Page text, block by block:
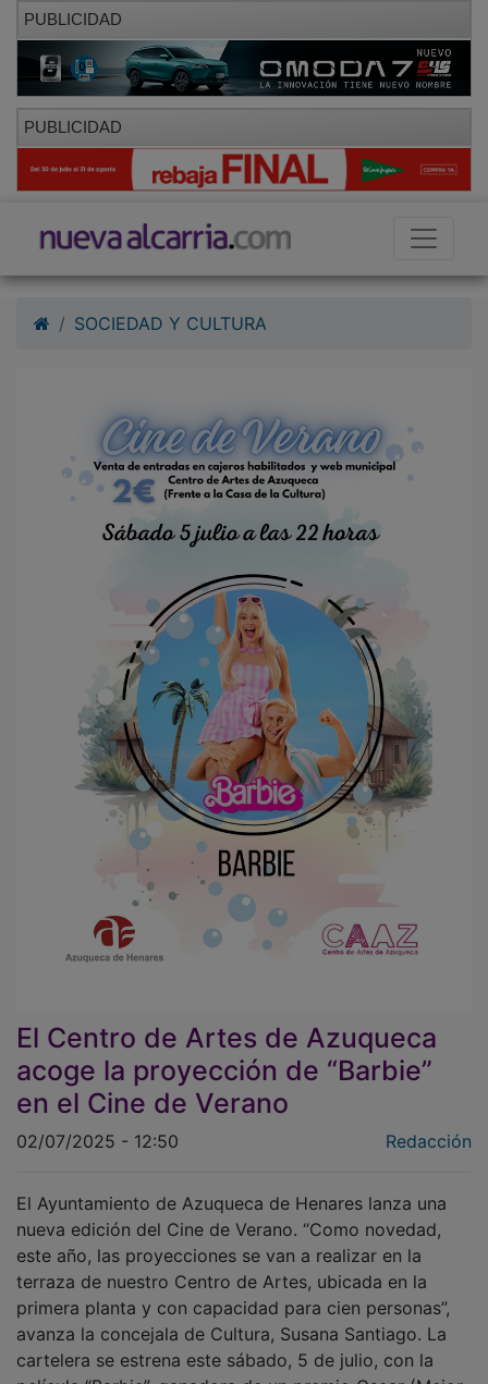
PUBLICIDAD
PUBLICIDAD
El Centro de Artes de Azuqueca
acoge la proyección de “Barbie”
en el Cine de Verano
nueva edición del Cine de Verano. “Como novedad,
este año, las proyecciones se van a realizar en la
terraza de nuestro Centro de Artes, ubicada en la
primera planta y con capacidad para cien personas”,
avanza la concejala de Cultura, Susana Santiago. La
cartelera se estrena este sábado, 5 de julio, con la
película “Barbie”, ganadora de un premio Oscar (Mejor